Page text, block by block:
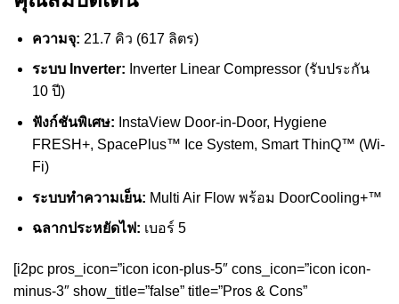
ความจุ: 21.7 คิว (617 ลิตร)
ระบบ Inverter: Inverter Linear Compressor (รับประกัน
10 ปี)
ฟังก์ชันพิเศษ: InstaView Door-in-Door, Hygiene
FRESH+, SpacePlus™ Ice System, Smart ThinQ™ (Wi-
Fi)
ระบบทำความเย็น: Multi Air Flow พร้อม DoorCooling+™
ฉลากประหยัดไฟ: เบอร์ 5
[i2pc pros_icon=”icon icon-plus-5″ cons_icon=”icon icon-
minus-3″ show_title=”false” title=”Pros & Cons”